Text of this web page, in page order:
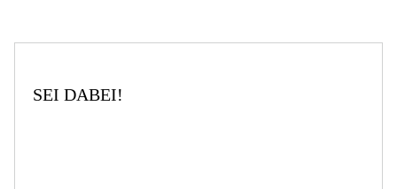
SEI DABEI!